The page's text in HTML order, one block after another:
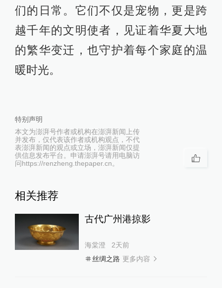
们的日常。它们不仅是宠物，更是跨
越千年的文明使者，见证着华夏大地
的繁华变迁，也守护着每个家庭的温
暖时光。
特别声明
本文为澎湃号作者或机构在澎湃新闻上传
并发布，仅代表该作者或机构观点，不代
表澎湃新闻的观点或立场，澎湃新闻仅提
供信息发布平台。申请澎湃号请用电脑访
问https://renzheng.thepaper.cn。
相关推荐
古代广州港掠影
海棠澄
2天前
丝绸之路 更多内容